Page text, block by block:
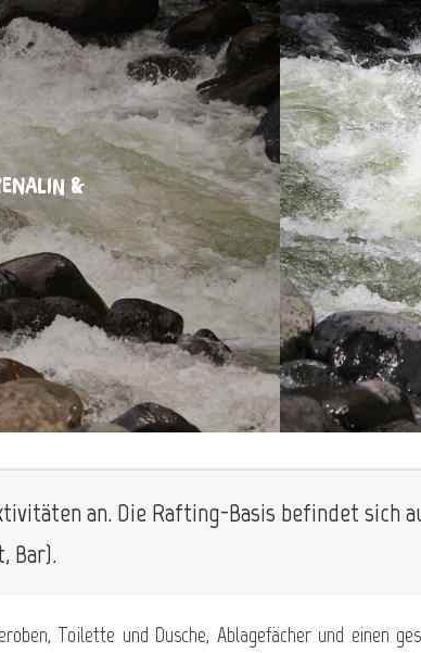
&
an. Die Rafting-Basis befindet sich
Bar).
Toilette und Dusche, Ablagefächer und einen